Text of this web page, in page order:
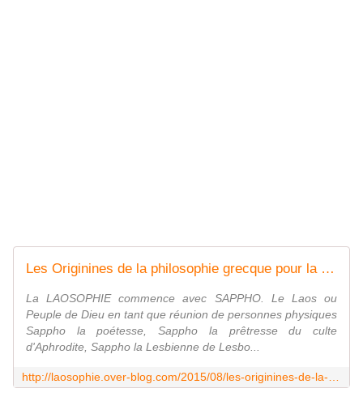
Les Originines de la philosophie grecque pour la Laosophie dont l'origine remonte à Sappho - LAOSOPHIE par opposition à Démosophie
La LAOSOPHIE commence avec SAPPHO. Le Laos ou
Peuple de Dieu en tant que réunion de personnes physiques
Sappho la poétesse, Sappho la prêtresse du culte
d'Aphrodite, Sappho la Lesbienne de Lesbo...